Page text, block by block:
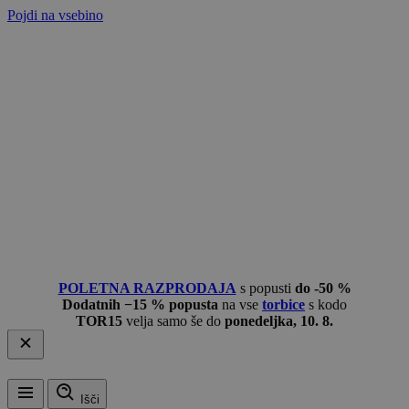
Pojdi na vsebino
POLETNA RAZPRODAJA s popusti do -50 %
Dodatnih −15 % popusta na vse torbice s kodo
TOR15 velja samo še do ponedeljka, 10. 8.
Išči